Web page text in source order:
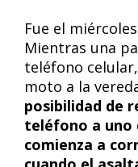
Fue el
Mientras una
teléfono
moto a la
posibilidad de
teléfono a uno
comienza a